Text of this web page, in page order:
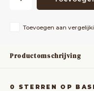
Toevoegen aan
Productomschrijving
0 STERREN OP